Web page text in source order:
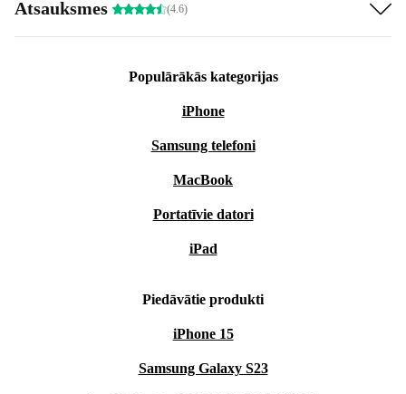
Atsauksmes (4.6)
Populārākās kategorijas
iPhone
Samsung telefoni
MacBook
Portatīvie datori
iPad
Piedāvātie produkti
iPhone 15
Samsung Galaxy S23